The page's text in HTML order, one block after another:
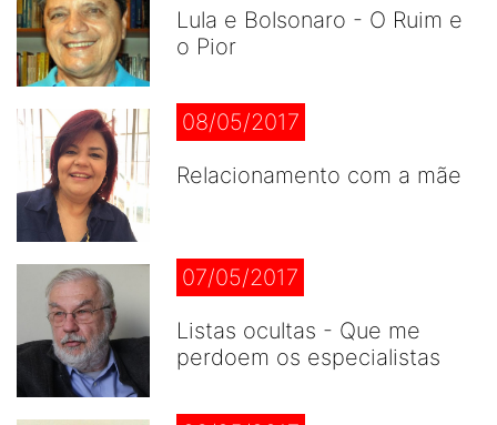
Lula e Bolsonaro - O Ruim e
o Pior
08/05/2017
Relacionamento com a mãe
07/05/2017
Listas ocultas - Que me
perdoem os especialistas